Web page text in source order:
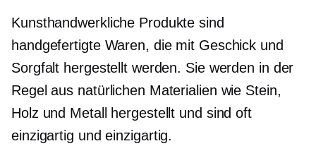
Kunsthandwerkliche Produkte sind
handgefertigte Waren, die mit Geschick und
Sorgfalt hergestellt werden. Sie werden in der
Regel aus natürlichen Materialien wie Stein,
Holz und Metall hergestellt und sind oft
einzigartig undeinzigartig.